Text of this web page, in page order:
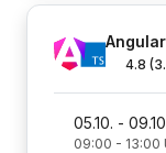
4.8
05.10. -
09:00 - 13:00